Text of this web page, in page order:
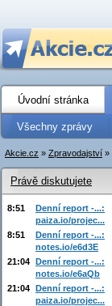
Úvodní stránka
Všechny zprávy
Akcie.cz » Zpravodajství »
Právě diskutujete
8:51
Denní report -...:
paiza.io/projec...
8:51
Denní report -...:
notes.io/e6d3E
21:04 Denní report -...:
notes.io/e6aQb
21:04 Denní report -...:
paiza.io/projec...